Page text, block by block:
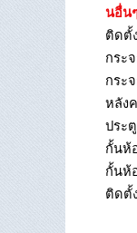
นอื่น
ติดตั้
กระ
กระ
หลัง
ประ
กั้นห้
กั้นห้
ติดตั้